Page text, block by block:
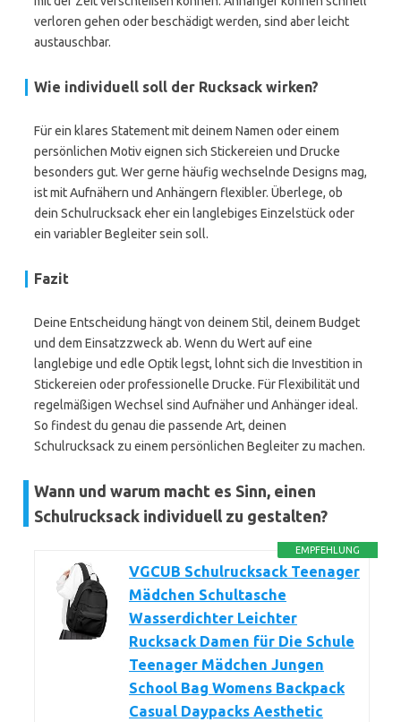
verloren gehen oder beschädigt werden, sind aber leicht
austauschbar.
Wie individuell soll der Rucksack wirken?
Für ein klares Statement mit deinem Namen oder einem
persönlichen Motiv eignen sich Stickereien und Drucke
besonders gut. Wer gerne häufig wechselnde Designs mag,
ist mit Aufnähern und Anhängern flexibler. Überlege, ob
dein Schulrucksack eher ein langlebiges Einzelstück oder
ein variabler Begleiter sein soll.
Fazit
Deine Entscheidung hängt von deinem Stil, deinem Budget
und dem Einsatzzweck ab. Wenn du Wert auf eine
langlebige und edle Optik legst, lohnt sich die Investition in
Stickereien oder professionelle Drucke. Für Flexibilität und
regelmäßigen Wechsel sind Aufnäher und Anhänger ideal.
So findest du genau die passende Art, deinen
Schulrucksack zu einem persönlichen Begleiter zu machen.
Wann und warum macht es Sinn, einen
Schulrucksack individuell zu gestalten?
EMPFEHLUNG
VGCUB Schulrucksack Teenager
Mädchen Schultasche
Wasserdichter Leichter
Rucksack Damen für Die Schule
Teenager Mädchen Jungen
School Bag Womens Backpack
Casual Daypacks Aesthetic